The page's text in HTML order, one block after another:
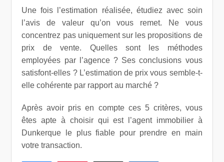
Une fois l’estimation réalisée, étudiez avec soin
l’avis de valeur qu’on vous remet. Ne vous
concentrez pas uniquement sur les propositions de
prix de vente. Quelles sont les méthodes
employées par l’agence ? Ses conclusions vous
satisfont-elles ? L’estimation de prix vous semble-t-
elle cohérente par rapport au marché ?
Après avoir pris en compte ces 5 critères, vous
êtes apte à choisir qui est l’agent immobilier à
Dunkerque le plus fiable pour prendre en main
votre transaction.